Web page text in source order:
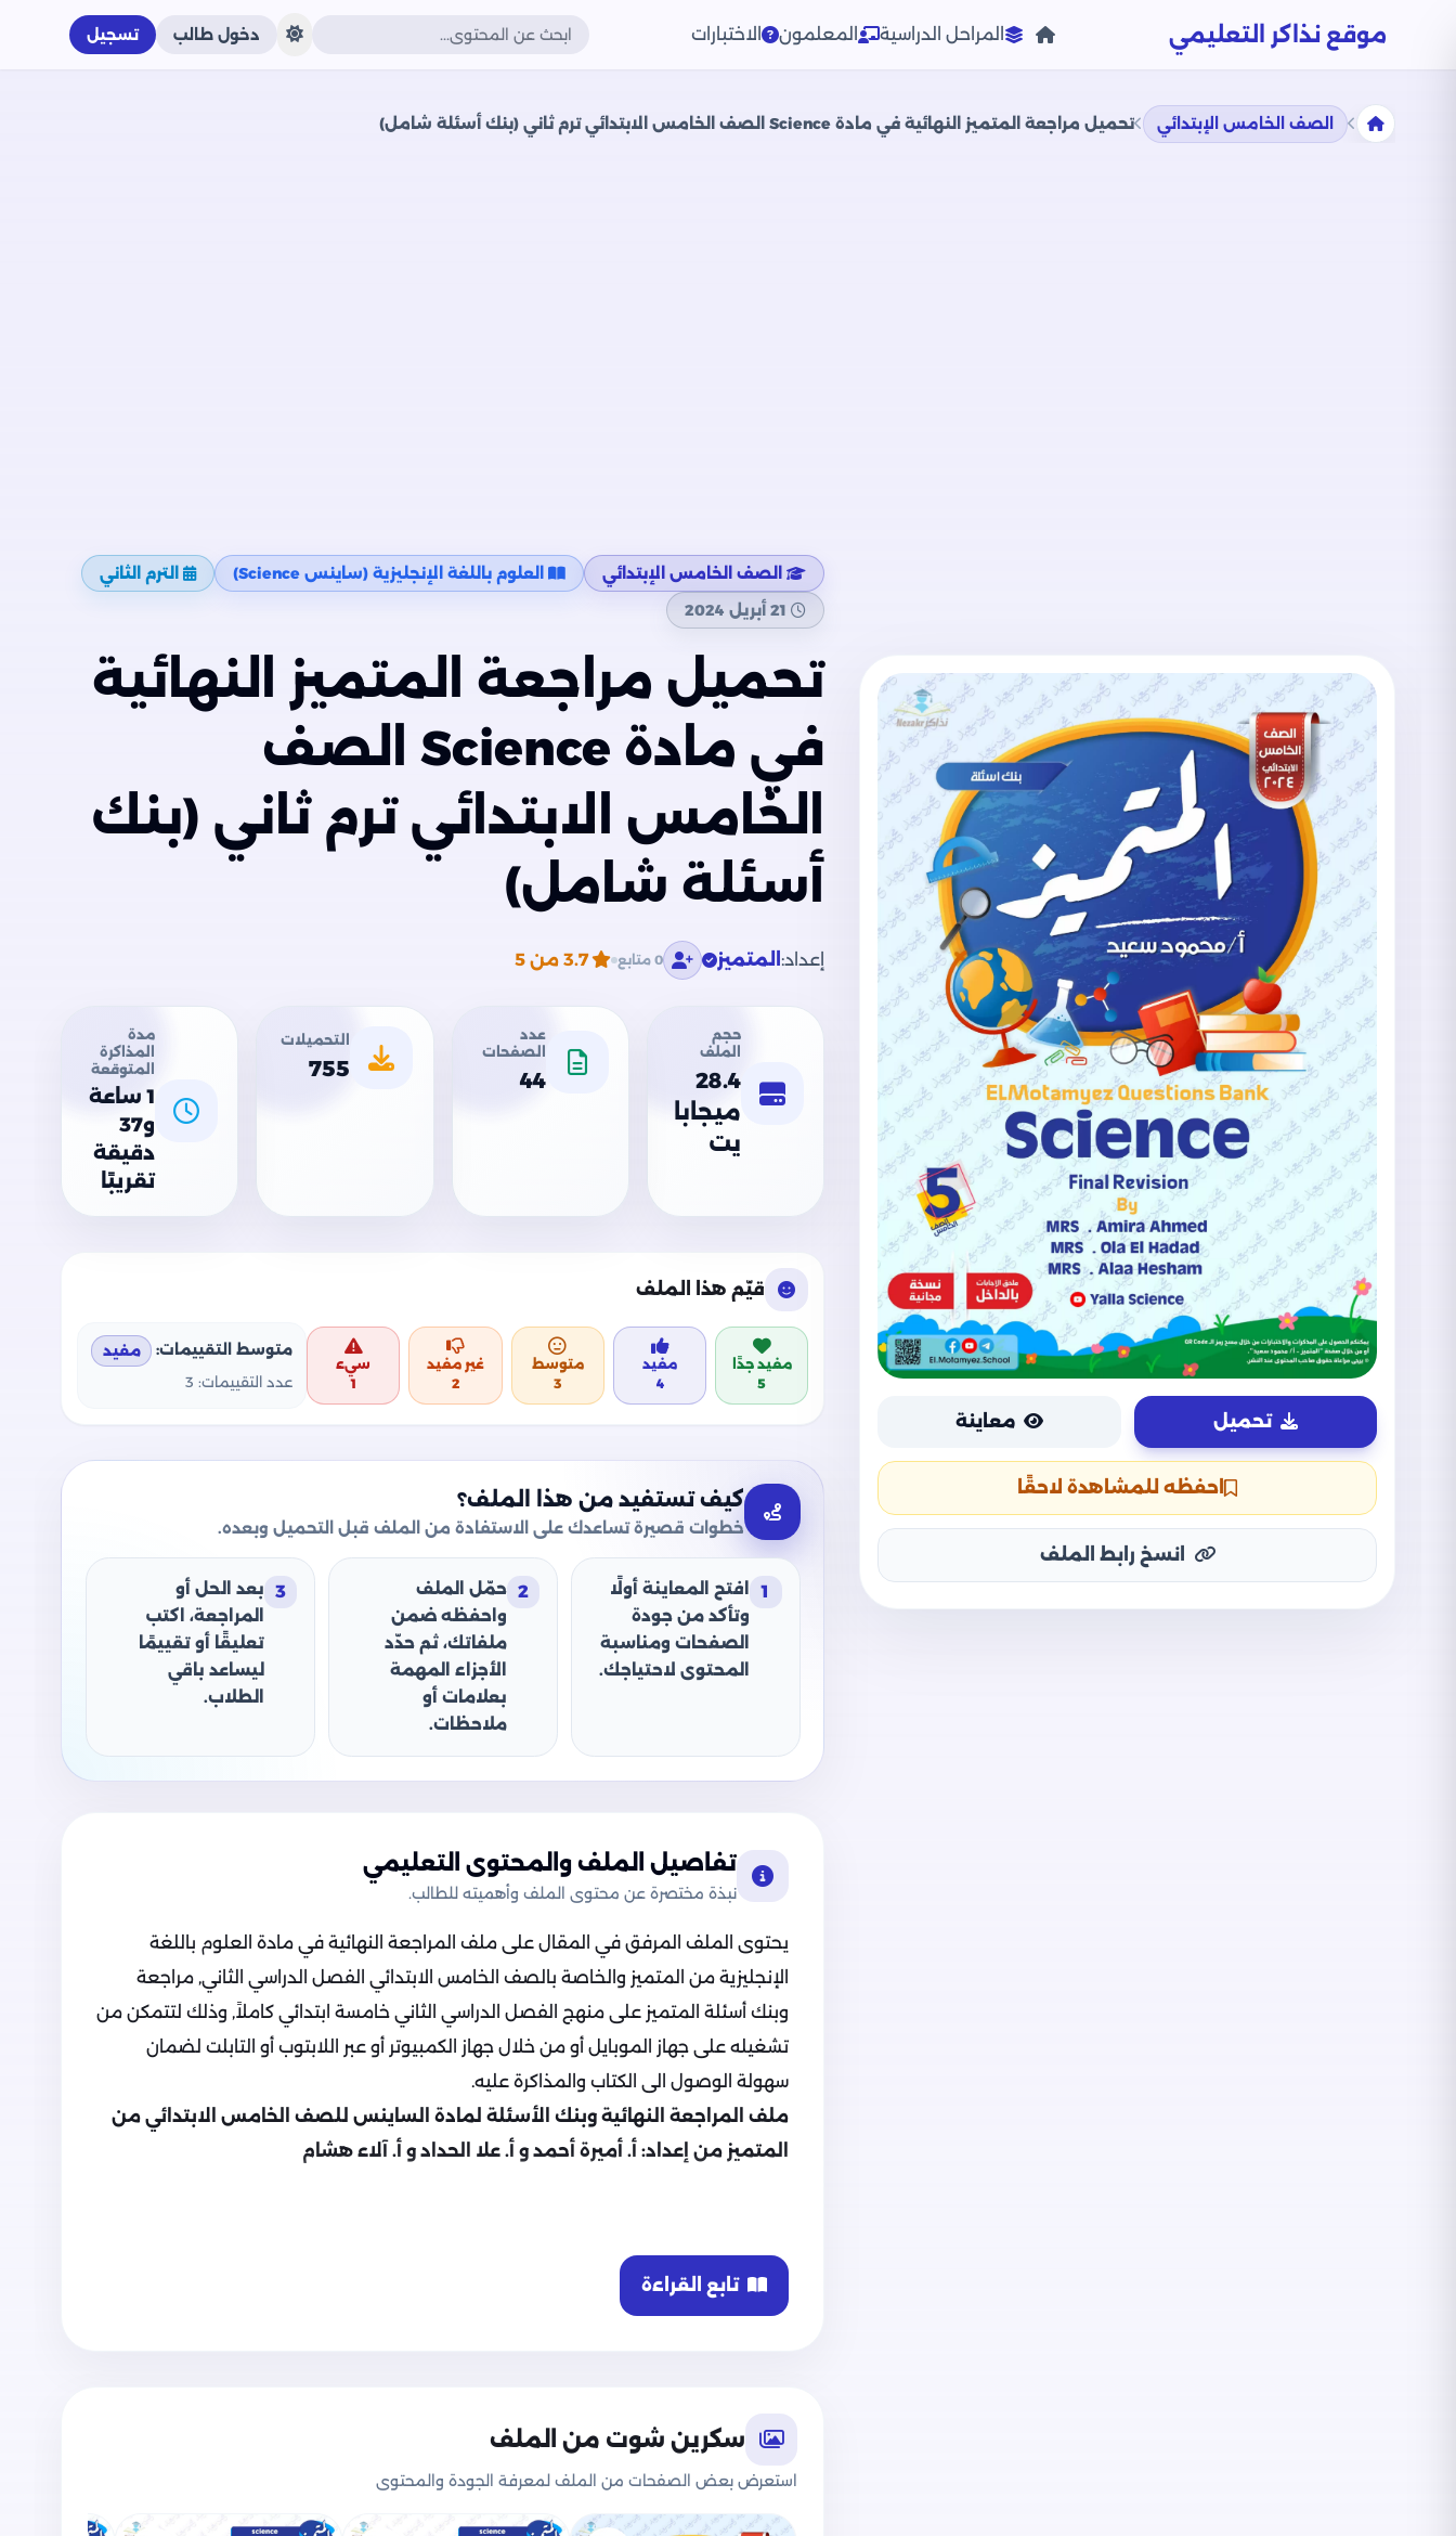
موقع نذاكر التعليمي المراحل الدراسية المعلمون الاختبارات دخول طالب تسجيل
الصف الخامس الإبتدائي تحميل مراجعة المتميز النهائية في مادة Science الصف الخامس الابتدائي ترم ثاني (بنك أسئلة شامل)
تحميل معاينة
احفظه للمشاهدة لاحقًا
انسخ رابط الملف
الصف الخامس الإبتدائي العلوم باللغة الإنجليزية (ساينس Science)
الترم الثاني
21 أبريل 2024
تحميل مراجعة المتميز النهائية
في مادة Science الصف
الخامس الابتدائي ترم ثاني (بنك
أسئلة شامل)
إعداد:المتميز 0 متابع 3.7من 5
حجم
الملف
28.4
ميجابا
يت
عدد
الصفحات
44
التحميلات
755
مدة
المذاكرة
المتوقعة
1 ساعة
و37
دقيقة
تقريبًا
قيّم هذا الملف
مفيد جدًا
5
مفيد
4
متوسط
3
غير مفيد
2
سيء
1
متوسط التقييمات:
مفيد
عدد التقييمات: 3
كيف تستفيد من هذا الملف؟
خطوات قصيرة تساعدك على الاستفادة من الملف قبل التحميل وبعده.
1
افتح المعاينة أولًا
وتأكد من جودة
الصفحات ومناسبة
المحتوى لاحتياجك.
2 حمّل الملف
واحفظه ضمن
ملفاتك، ثم حدّد
الأجزاء المهمة
بعلامات أو
ملاحظات.
3
بعد الحل أو
المراجعة، اكتب
تعليقًا أو تقييمًا
ليساعد باقي
الطلاب.
تفاصيل الملف والمحتوى التعليمي
نبذة مختصرة عن محتوى الملف وأهميته للطالب.
يحتوى الملف المرفق في المقال على ملف المراجعة النهائية في مادة العلوم باللغة
الإنجليزية من المتميز والخاصة بالصف الخامس الابتدائي الفصل الدراسي الثاني, مراجعة
وبنك أسئلة المتميز على منهج الفصل الدراسي الثاني خامسة ابتدائي كاملاً, وذلك لتتمكن من
تشغيله على جهاز الموبايل أو من خلال جهاز الكمبيوتر أو عبر اللابتوب أو التابلت لضمان
سهولة الوصول الى الكتاب والمذاكرة عليه.
ملف المراجعة النهائية وبنك الأسئلة لمادة الساينس للصف الخامس الابتدائي من
المتميز من إعداد: أ. أميرة أحمد و أ. علا الحداد و أ. آلاء هشام
تابع القراءة
سكرين شوت من الملف
استعرض بعض الصفحات من الملف لمعرفة الجودة والمحتوى